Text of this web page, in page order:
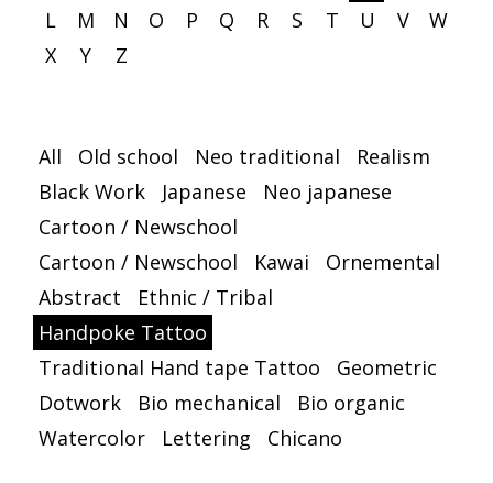
L
M N O P Q R S T U V
W
X
Y Z
All Old school Neo traditional
Realism
Black Work
Japanese
Neo japanese
Cartoon / Newschool
Cartoon / Newschool
Kawai
Ornemental
Abstract
Ethnic / Tribal
Handpoke Tattoo
Traditional Hand tape Tattoo
Geometric
Dotwork
Bio mechanical
Bio organic
Watercolor
Lettering Chicano